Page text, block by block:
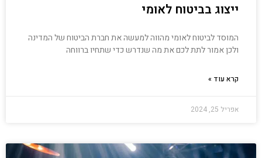
ייצוג בביטוח לאומי
המוסד לביטוח לאומי מהווה למעשה את חברת הביטוח של המדינה
ולכן אמור לתת לכם את מה שנדרש כדי שתחיו ברווחה
קרא עוד »
אפריל 25, 2024